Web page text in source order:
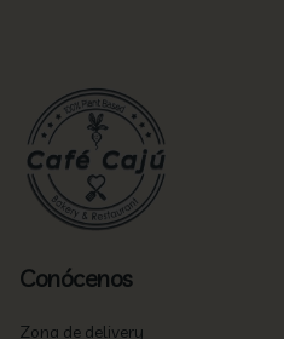
Conócenos
Zona de delivery